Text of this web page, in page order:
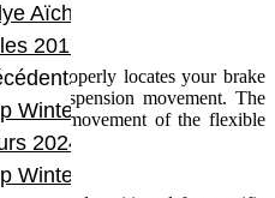
Kits properly locates your brake
full suspension movement. The
movement of the flexible
sensor.
Aïcha des
2017
Winter
2024
Winter Tour